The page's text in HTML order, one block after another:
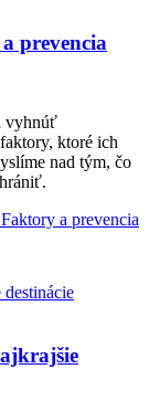
prevencia
vyhnúť
ktoré ich
nad tým, čo
a prevencia